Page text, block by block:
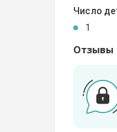
Число
1
Отзывы